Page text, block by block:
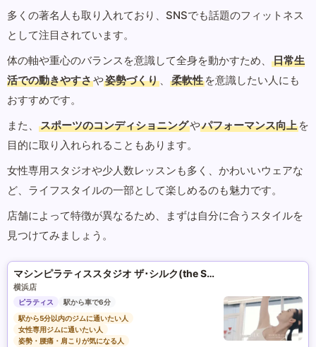
多くの著名人も取り入れており、SNSでも話題のフィットネス
として注目されています。
体の軸や重心のバランスを意識して全身を動かすため、
日常生
活での動きやすさや姿勢づくり 、 柔軟性 を意識したい人にも
おすすめです。
また、
スポーツのコンディショニングやパフォーマンス向上 を
目的に取り入れられることもあります。
女性専用スタジオや少人数レッスンも多く、かわいいウェアな
ど、ライフスタイルの一部として楽しめるのも魅力です。
店舗によって特徴が異なるため、まずは自分に合うスタイルを
見つけてみましょう。
マシンピラティススタジオ ザ･シルク(the SILK)
横浜店
ピラティス
駅から車で6分
駅から5分以内のジムに通いたい人
女性専用ジムに通いたい人
姿勢・腰痛・肩こりが気になる人